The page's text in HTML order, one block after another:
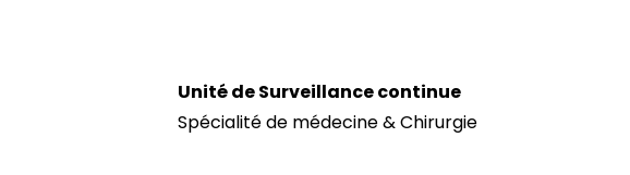
Unité de Surveillance continue
Spécialité de médecine & Chirurgie